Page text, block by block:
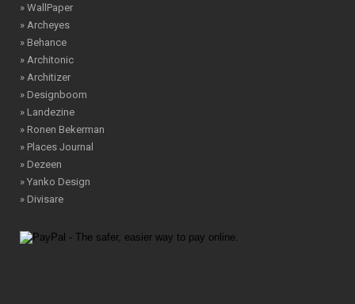
» WallPaper
» Archeyes
» Behance
» Architonic
» Architizer
» Designboom
» Landezine
» Ronen Bekerman
» Places Journal
» Dezeen
» Yanko Design
» Divisare